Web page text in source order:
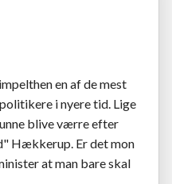
en af de mest
i nyere tid. Lige
blive værre efter
Hækkerup. Er det mon
at man bare skal